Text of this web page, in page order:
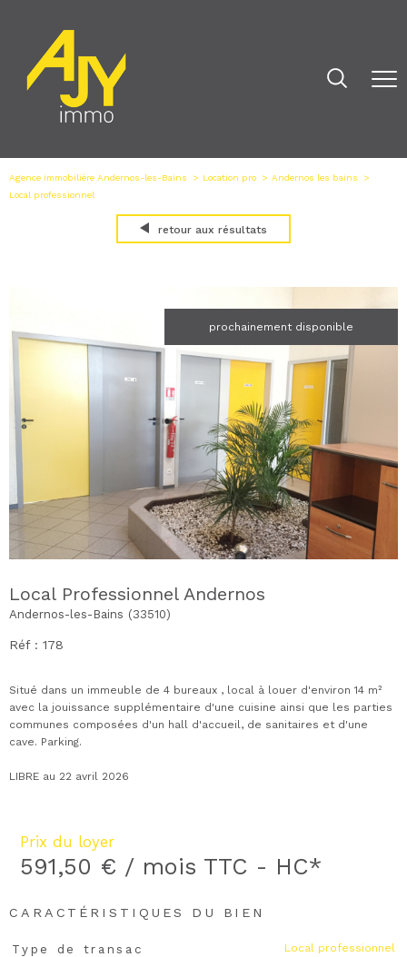
Agence immobilière Andernos-les-Bains Location pro
Andernos les bains
Local professionnel
retour aux résultats
prochainement disponible
Local Professionnel Andernos
Andernos-les-Bains (33510)
Réf : 178
Situé dans un immeuble de 4 bureaux , local à louer d'environ 14 m²
avec la jouissance supplémentaire d'une cuisine ainsi que les parties
communes composées d'un hall d'accueil, de sanitaires et d'une
cave. Parking.
LIBRE au 22 avril 2026
Prix du loyer
591,50 € / mois TTC - HC*
CARACTÉRISTIQUES DU BIEN
Caractéristiques Valeurs
Type de transac Local professionnel